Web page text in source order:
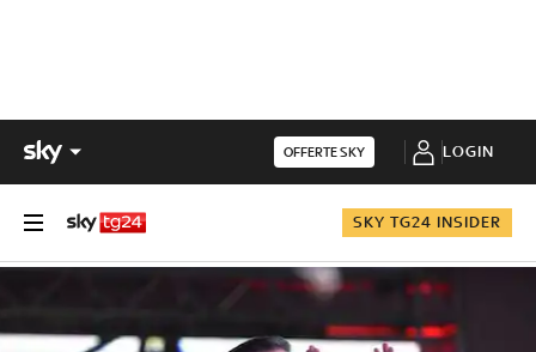
OFFERTE SKY LOGIN
SKY TG24 INSIDER